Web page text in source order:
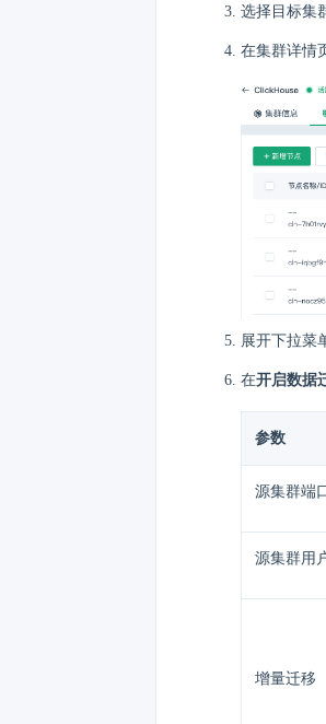
选择目标集
在集群详情
展开下拉菜
在开启数据
参数
源集群端
源集群用
增量迁移